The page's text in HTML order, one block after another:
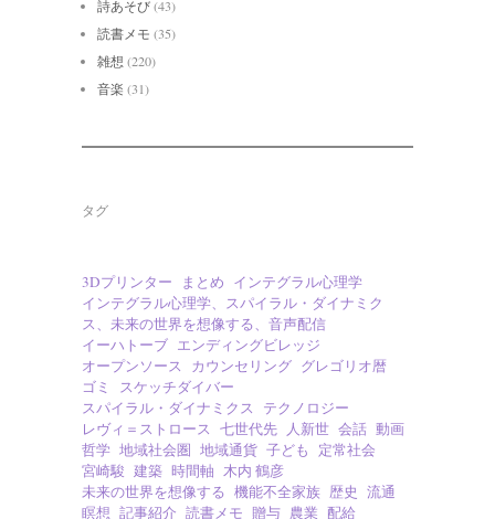
詩あそび(43)
読書メモ (35)
雑想 (220)
音楽 (31)
タグ
3Dプリンター まとめ インテグラル心理学
インテグラル心理学、スパイラル・ダイナミク
ス、未来の世界を想像する、音声配信
イーハトーブ エンディングビレッジ
オープンソース
カウンセリング グレゴリオ暦
ゴミ
スケッチダイバー
スパイラル・ダイナミクス
テクノロジー
レヴィ＝ストロース 七世代先 人新世 会話 動画
哲学 地域社会圏 地域通貨 子ども
定常社会
宮崎駿 建築 時間軸 木内 鶴彦
未来の世界を想像する 機能不全家族 歴史 流通
瞑想 記事紹介 読書メモ 贈与 農業 配給